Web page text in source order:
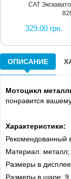
CAT
329.00 грн.
ОПИСАНИЕ
Мотоцикл
понравится
Характеристики:
Рекомендованный
Материал: металл;
Размеры в
Размеры в шаре: 9